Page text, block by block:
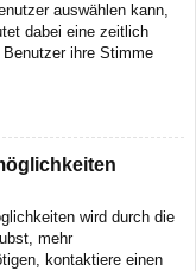
auswählen kann,
dabei eine zeitlich
ihre Stimme
wird durch die
mehr
kontaktiere einen